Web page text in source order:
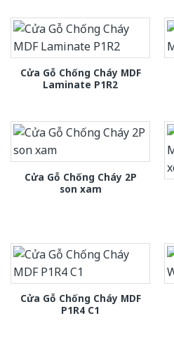
Cửa Gỗ Chống Cháy MDF
Laminate P1R2
Cửa Gỗ Chống Cháy 2P
son xam
Cửa Gỗ Chống Cháy MDF
P1R4 C1